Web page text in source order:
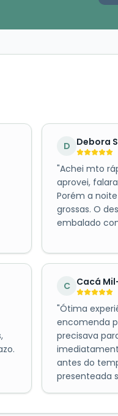
D Debora
"Achei mto
aprovei,
Porém a
grossas. O
embalado
C Cacá
"Ótima
encomenda
precisava
antes do
presenteada